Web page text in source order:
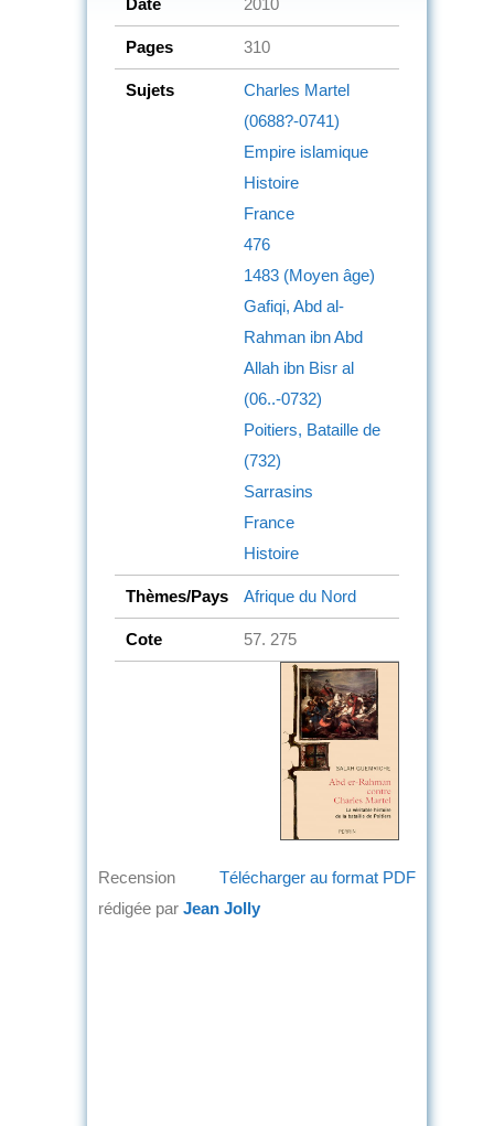
Date 2010
Pages 310
Sujets
Charles Martel
(0688?-0741)
Empire islamique
Histoire
France
476
1483 (Moyen âge)
Gafiqi, Abd al-
Rahman ibn Abd
Allah ibn Bisr al
(06..-0732)
Poitiers, Bataille de
(732)
Sarrasins
France
Histoire
Thèmes/Pays Afrique du Nord
Cote 57. 275
Télécharger au format PDF
Recension
rédigée par Jean Jolly